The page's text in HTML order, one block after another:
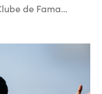
de Fama…